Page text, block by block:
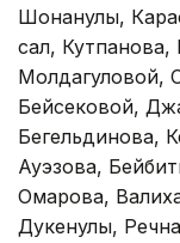
Шонанулы,
сал, Кутпанова,
Молдагуловой,
Бейсековой,
Бегельдинова,
Ауэзова,
Омарова,
Дукенулы,